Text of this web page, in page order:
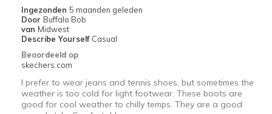
Ingezonden 5 maanden geleden
Door Buffalo Bob
van Midwest
Describe Yourself Casual
Beoordeeld op
skechers.com
I prefer to wear jeans and tennis shoes, but sometimes the
weather is too cold for light footwear. These boots are
good for cool weather to chilly temps. They are a good